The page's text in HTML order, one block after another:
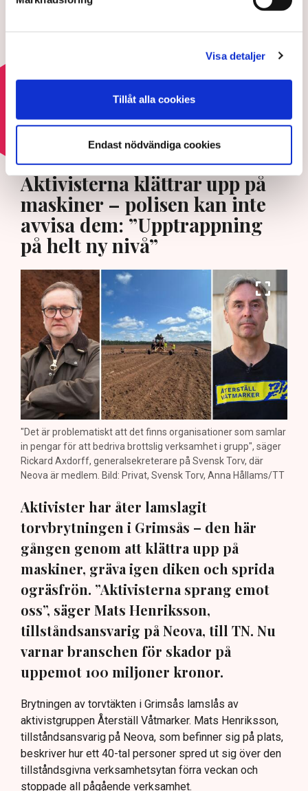
Visa detaljer
Tillåt alla cookies
Endast nödvändiga cookies
maskiner – polisen kan inte
HOTEN MOT ÄGANDERÄTTEN
Aktivisterna klättrar upp på
maskiner – polisen kan inte
avvisa dem: ”Upptrappning
på helt ny nivå”
"Det är problematiskt att det finns organisationer som samlar
in pengar för att bedriva brottslig verksamhet i grupp", säger
Rickard Axdorff, generalsekreterare på Svensk Torv, där
Neova är medlem. Bild: Privat, Svensk Torv, Anna Hållams/TT
Aktivister har åter lamslagit
torvbrytningen i Grimsås – den här
gången genom att klättra upp på
maskiner, gräva igen diken och sprida
ogräsfrön. ”Aktivisterna sprang emot
oss”, säger Mats Henriksson,
tillståndsansvarig på Neova, till TN. Nu
varnar branschen för skador på
uppemot 100 miljoner kronor.
Brytningen av torvtäkten i Grimsås lamslås av
aktivistgruppen Återställ Våtmarker. Mats Henriksson,
tillståndsansvarig på Neova, som befinner sig på plats,
beskriver hur ett 40-tal personer spred ut sig över den
tillståndsgivna verksamhetsytan förra veckan och
stoppade all pågående verksamhet.